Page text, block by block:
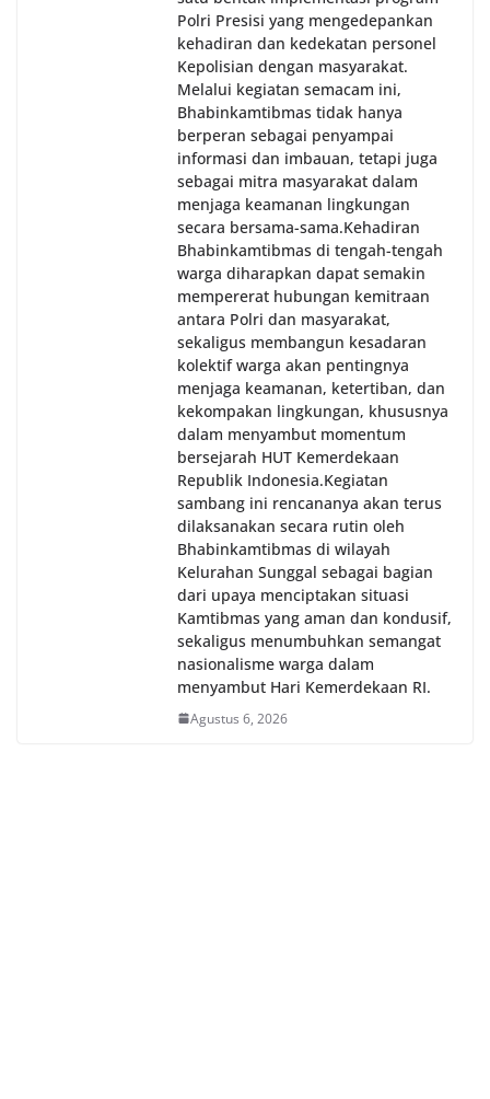
Polri Presisi yang mengedepankan
kehadiran dan kedekatan personel
Kepolisian dengan masyarakat.
Melalui kegiatan semacam ini,
Bhabinkamtibmas tidak hanya
berperan sebagai penyampai
informasi dan imbauan, tetapi juga
sebagai mitra masyarakat dalam
menjaga keamanan lingkungan
secara bersama-sama.‎‎Kehadiran
Bhabinkamtibmas di tengah-tengah
warga diharapkan dapat semakin
mempererat hubungan kemitraan
antara Polri dan masyarakat,
sekaligus membangun kesadaran
kolektif warga akan pentingnya
menjaga keamanan, ketertiban, dan
kekompakan lingkungan, khususnya
dalam menyambut momentum
bersejarah HUT Kemerdekaan
Republik Indonesia.‎Kegiatan
sambang ini rencananya akan terus
dilaksanakan secara rutin oleh
Bhabinkamtibmas di wilayah
Kelurahan Sunggal sebagai bagian
dari upaya menciptakan situasi
Kamtibmas yang aman dan kondusif,
sekaligus menumbuhkan semangat
nasionalisme warga dalam
menyambut Hari Kemerdekaan RI.
Agustus 6, 2026